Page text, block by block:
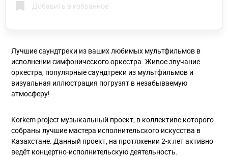
Добавить в избранное
Лучшие саундтреки из ваших любимых мультфильмов в
исполнении симфонического оркестра. Живое звучание
оркестра, популярные саундтреки из мультфильмов и
визуальная иллюстрация погрузят в незабываемую
атмосферу!
Korkem project музыкальный проект, в коллективе которого
собраны лучшие мастера исполнительского искусства в
Казахстане. Данный проект, на протяжении 2-х лет активно
ведёт концертно-исполнительскую деятельность.